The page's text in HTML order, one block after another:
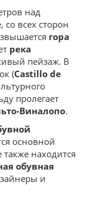
над
всех сторон
гора
река
пейзаж. В
(Castillo de
пролегает
Виналопо.
основной
находится
обувная
и